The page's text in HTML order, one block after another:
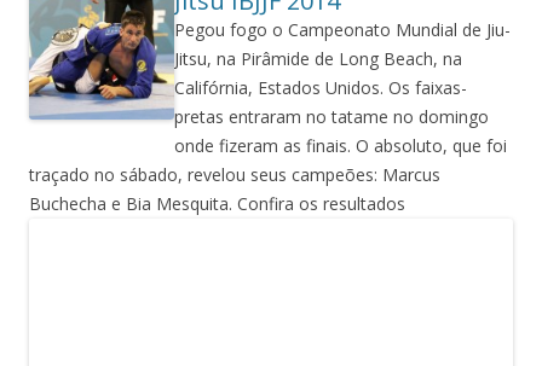
Pegou fogo o Campeonato Mundial de Jiu-
Jitsu, na Pirâmide de Long Beach, na
Califórnia, Estados Unidos. Os faixas-
pretas entraram no tatame no domingo
onde fizeram as finais. O absoluto, que foi
traçado no sábado, revelou seus campeões: Marcus
Buchecha e Bia Mesquita. Confira os resultados